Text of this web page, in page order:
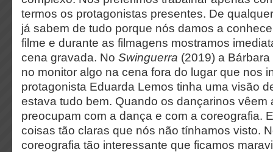
termos os protagonistas presentes. De
já sabem de tudo porque nós damos a
filme e durante as filmagens mostramos
cena gravada. No Swinguerra (2019) a
no monitor algo na cena fora do lugar que nos
protagonista Eduarda Lemos tinha uma visão
estava tudo bem. Quando os dançarinos vêem
preocupam com a dança e com a coreografia.
coisas tão claras que nós não tínhamos visto.
coreografia tão interessante que ficamos